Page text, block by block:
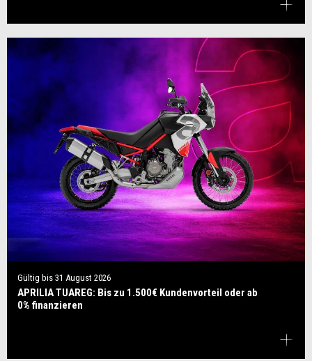
Gültig bis 31 August 2026
APRILIA TUAREG: Bis zu 1.500€ Kundenvorteil oder ab
0% finanzieren